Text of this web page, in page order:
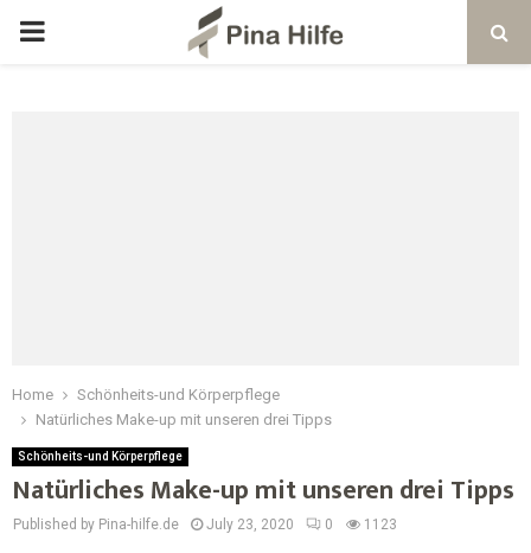
Home
Schönheits-und Körperpflege
Natürliches Make-up mit unseren drei Tipps
Schönheits-und Körperpflege
Natürliches Make-up mit unseren drei Tipps
Published by Pina-hilfe.de July 23, 2020 0 1123